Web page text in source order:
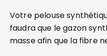
Votre pelouse
faudra que le gazon
masse afin que la fibre